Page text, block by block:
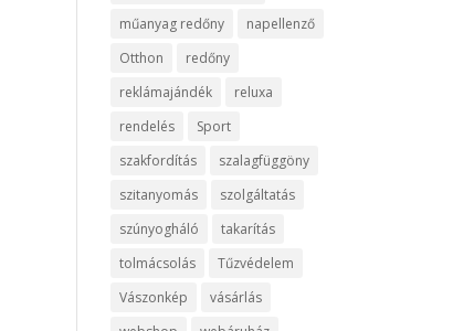
műanyag redőny
napellenző
Otthon
redőny
reklámajándék
reluxa
rendelés
Sport
szakfordítás
szalagfüggöny
szitanyomás
szolgáltatás
szúnyogháló
takarítás
tolmácsolás
Tűzvédelem
Vászonkép
vásárlás